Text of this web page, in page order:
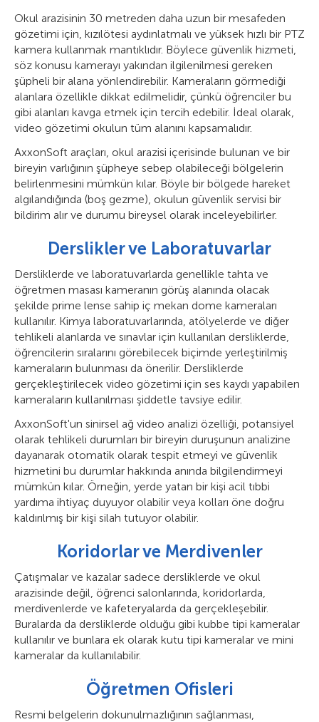
Okul arazisinin 30 metreden daha uzun bir mesafeden
gözetimi için, kızılötesi aydınlatmalı ve yüksek hızlı bir PTZ
kamera kullanmak mantıklıdır. Böylece güvenlik hizmeti,
söz konusu kamerayı yakından ilgilenilmesi gereken
şüpheli bir alana yönlendirebilir. Kameraların görmediği
alanlara özellikle dikkat edilmelidir, çünkü öğrenciler bu
gibi alanları kavga etmek için tercih edebilir. İdeal olarak,
video gözetimi okulun tüm alanını kapsamalıdır.
AxxonSoft araçları, okul arazisi içerisinde bulunan ve bir
bireyin varlığının şüpheye sebep olabileceği bölgelerin
belirlenmesini mümkün kılar. Böyle bir bölgede hareket
algılandığında (boş gezme), okulun güvenlik servisi bir
bildirim alır ve durumu bireysel olarak inceleyebilirler.
Derslikler ve Laboratuvarlar
Dersliklerde ve laboratuvarlarda genellikle tahta ve
öğretmen masası kameranın görüş alanında olacak
şekilde prime lense sahip iç mekan dome kameraları
kullanılır. Kimya laboratuvarlarında, atölyelerde ve diğer
tehlikeli alanlarda ve sınavlar için kullanılan dersliklerde,
öğrencilerin sıralarını görebilecek biçimde yerleştirilmiş
kameraların bulunması da önerilir. Dersliklerde
gerçekleştirilecek video gözetimi için ses kaydı yapabilen
kameraların kullanılması şiddetle tavsiye edilir.
AxxonSoft'un sinirsel ağ video analizi özelliği, potansiyel
olarak tehlikeli durumları bir bireyin duruşunun analizine
dayanarak otomatik olarak tespit etmeyi ve güvenlik
hizmetini bu durumlar hakkında anında bilgilendirmeyi
mümkün kılar. Örneğin, yerde yatan bir kişi acil tıbbi
yardıma ihtiyaç duyuyor olabilir veya kolları öne doğru
kaldırılmış bir kişi silah tutuyor olabilir.
Koridorlar ve Merdivenler
Çatışmalar ve kazalar sadece dersliklerde ve okul
arazisinde değil, öğrenci salonlarında, koridorlarda,
merdivenlerde ve kafeteryalarda da gerçekleşebilir.
Buralarda da dersliklerde olduğu gibi kubbe tipi kameralar
kullanılır ve bunlara ek olarak kutu tipi kameralar ve mini
kameralar da kullanılabilir.
Öğretmen Ofisleri
Resmi belgelerin dokunulmazlığının sağlanması,